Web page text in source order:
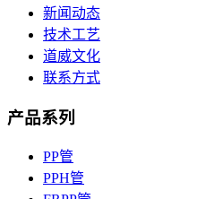
新闻动态
技术工艺
道威文化
联系方式
产品系列
PP管
PPH管